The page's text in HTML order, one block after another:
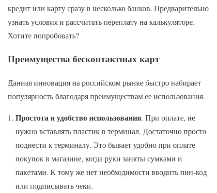
кредит или карту сразу в несколько банков. Предварительно
узнать условия и рассчитать переплату на калькуляторе.
Хотите попробовать?
Преимущества бесконтактных карт
Данная инновация на российском рынке быстро набирает
популярность благодаря преимуществам ее использования.
Простота и удобство использования. При оплате, не
нужно вставлять пластик в терминал. Достаточно просто
поднести к терминалу. Это бывает удобно при оплате
покупок в магазине, когда руки заняты сумками и
пакетами. К тому же нет необходимости вводить пин-код
или подписывать чеки.